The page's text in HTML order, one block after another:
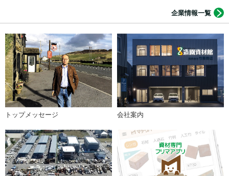
企業情報一覧
トップメッセージ 会社案内